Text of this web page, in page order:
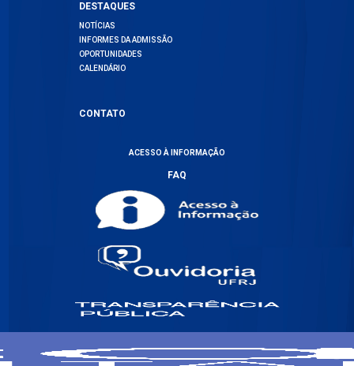
DESTAQUES
NOTÍCIAS
INFORMES DA ADMISSÃO
OPORTUNIDADES
CALENDÁRIO
CONTATO
ACESSO À INFORMAÇÃO
FAQ